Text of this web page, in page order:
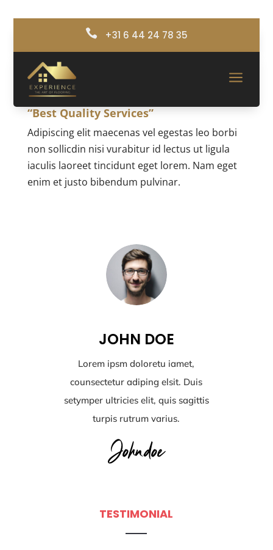
 +31 6 44 24 78 35
a
Michael Doe
doorBSMedia_IM
“Best Quality Services”
Adipiscing elit maecenas vel egestas leo borbi
non sollicdin nisi vurabitur id lectus ut ligula
iaculis laoreet tincidunt eget lorem. Nam eget
enim et justo bibendum pulvinar.
JOHN DOE
Lorem ipsm doloretu iamet,
counsectetur adiping elsit. Duis
setymper ultricies elit, quis sagittis
turpis rutrum varius.
TESTIMONIAL